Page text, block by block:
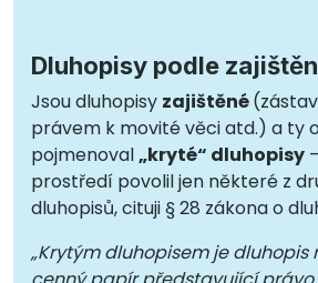
Dluhopisy podle
Jsou dluhopisy zajištěné
právem k movité věci atd.) a ty
pojmenoval „kryté“ dluhopisy
prostředí povolil jen některé z
dluhopisů, cituji § 28 zákona o
„Krytým dluhopisem je